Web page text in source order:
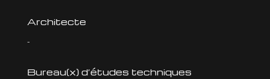
Architecte
-
Bureau(x) d’études techniques